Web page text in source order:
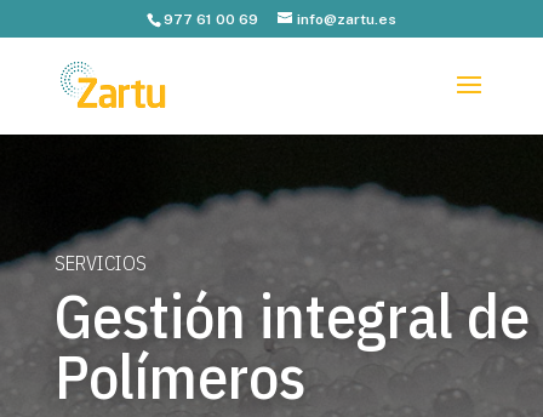
977 61 00 69 info@zartu.es
SERVICIOS
Gestión integral de
Polímeros